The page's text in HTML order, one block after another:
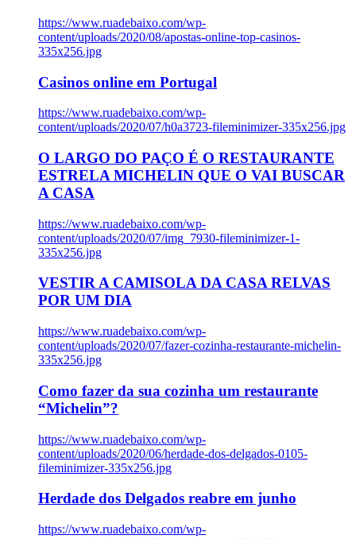
https://www.ruadebaixo.com/wp-
content/uploads/2020/08/apostas-online-top-casinos-
335x256.jpg
Casinos online em Portugal
https://www.ruadebaixo.com/wp-
content/uploads/2020/07/h0a3723-fileminimizer-335x256.jpg
O LARGO DO PAÇO É O RESTAURANTE
ESTRELA MICHELIN QUE O VAI BUSCAR
A CASA
https://www.ruadebaixo.com/wp-
content/uploads/2020/07/img_7930-fileminimizer-1-
335x256.jpg
VESTIR A CAMISOLA DA CASA RELVAS
POR UM DIA
https://www.ruadebaixo.com/wp-
content/uploads/2020/07/fazer-cozinha-restaurante-michelin-
335x256.jpg
Como fazer da sua cozinha um restaurante
“Michelin”?
https://www.ruadebaixo.com/wp-
content/uploads/2020/06/herdade-dos-delgados-0105-
fileminimizer-335x256.jpg
Herdade dos Delgados reabre em junho
https://www.ruadebaixo.com/wp-